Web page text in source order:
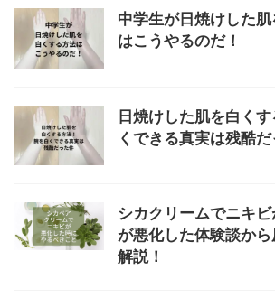
中学生が日焼けした
はこうやるのだ！
日焼けした肌を白く
くできる真実は残酷
シカクリームでニキ
が悪化した体験談か
解説！